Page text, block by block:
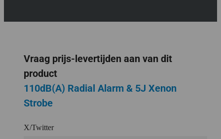
Vraag prijs-levertijden aan van dit
product
110dB(A) Radial Alarm & 5J Xenon
Strobe
X/Twitter